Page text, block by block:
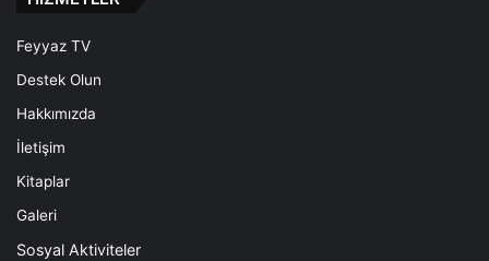
Feyyaz TV
Destek Olun
Hakkımızda
İletişim
Kitaplar
Galeri
Sosyal Aktiviteler